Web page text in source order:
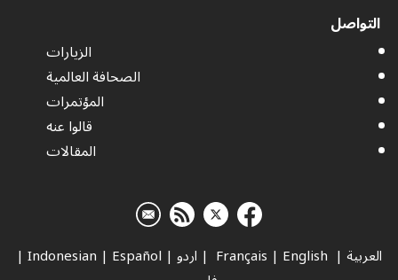
التواصل
الزيارات
الصحافة العالمية
المؤتمرات
قالوا عنه
المقالات
العربية |
| English
| اردو |
Indonesian | Español
|